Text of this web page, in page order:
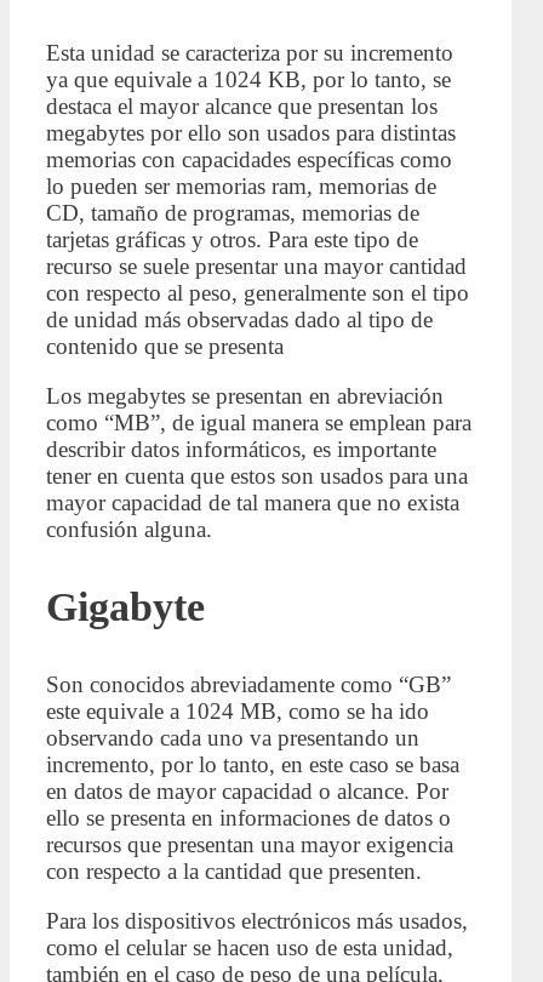
Esta unidad se caracteriza por su incremento
ya que equivale a 1024 KB, por lo tanto, se
destaca el mayor alcance que presentan los
megabytes por ello son usados para distintas
memorias con capacidades específicas como
lo pueden ser memorias ram, memorias de
CD, tamaño de programas, memorias de
tarjetas gráficas y otros. Para este tipo de
recurso se suele presentar una mayor cantidad
con respecto al peso, generalmente son el tipo
de unidad más observadas dado al tipo de
contenido que se presenta
Los megabytes se presentan en abreviación
como “MB”, de igual manera se emplean para
describir datos informáticos, es importante
tener en cuenta que estos son usados para una
mayor capacidad de tal manera que no exista
confusión alguna.
Gigabyte
Son conocidos abreviadamente como “GB”
este equivale a 1024 MB, como se ha ido
observando cada uno va presentando un
incremento, por lo tanto, en este caso se basa
en datos de mayor capacidad o alcance. Por
ello se presenta en informaciones de datos o
recursos que presentan una mayor exigencia
con respecto a la cantidad que presenten.
Para los dispositivos electrónicos más usados,
como el celular se hacen uso de esta unidad,
también en el caso de peso de una película,